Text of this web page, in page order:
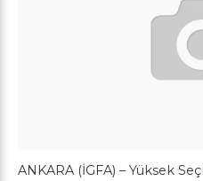
ANKARA (İGFA) – Yüksek